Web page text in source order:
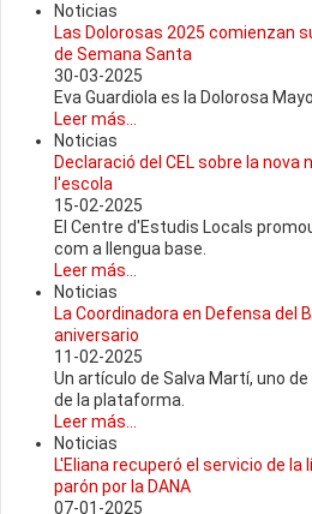
Noticias
Las Dolorosas 2025 comienzan
de Semana Santa
30-03-2025
Eva Guardiola es la Dolorosa
Leer más...
Noticias
Declaració del CEL sobre la
l'escola
15-02-2025
El Centre d'Estudis Locals
com a llengua base.
Leer más...
Noticias
La Coordinadora en Defensa del
aniversario
11-02-2025
Un artículo de Salva Martí, uno
de la plataforma.
Leer más...
Noticias
L'Eliana recuperó el servicio de la
parón por la DANA
07-01-2025